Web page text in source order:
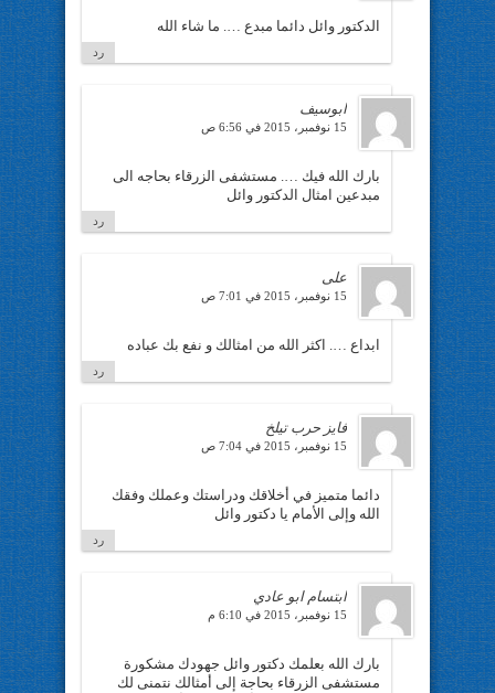
الدكتور وائل دائما مبدع …. ما شاء الله
رد
ابوسيف
15 نوفمبر، 2015 في 6:56 ص
بارك الله فيك …. مستشفى الزرقاء بحاجه الى
مبدعين امثال الدكتور وائل
رد
على
15 نوفمبر، 2015 في 7:01 ص
ابداع …. اكثر الله من امثالك و نفع بك عباده
رد
فايز حرب تيلخ
15 نوفمبر، 2015 في 7:04 ص
دائما متميز في أخلاقك ودراستك وعملك وفقك
الله وإلى الأمام يا دكتور وائل
رد
ابتسام ابو عادي
15 نوفمبر، 2015 في 6:10 م
بارك الله بعلمك دكتور وائل جهودك مشكورة
مستشفى الزرقاء بحاجة إلى أمثالك نتمنى لك